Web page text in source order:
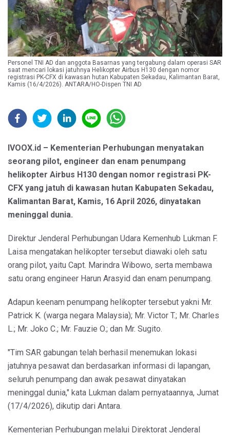
Personel TNI AD dan anggota Basarnas yang tergabung dalam operasi SAR
saat mencari lokasi jatuhnya Helikopter Airbus H130 dengan nomor
registrasi PK-CFX di kawasan hutan Kabupaten Sekadau, Kalimantan Barat,
Kamis (16/4/2026). ANTARA/HO-Dispen TNI AD
IVOOX.id – Kementerian Perhubungan menyatakan
seorang pilot, engineer dan enam penumpang
helikopter Airbus H130 dengan nomor registrasi PK-
CFX yang jatuh di kawasan hutan Kabupaten Sekadau,
Kalimantan Barat, Kamis, 16 April 2026, dinyatakan
meninggal dunia.
Direktur Jenderal Perhubungan Udara Kemenhub Lukman F.
Laisa mengatakan helikopter tersebut diawaki oleh satu
orang pilot, yaitu Capt. Marindra Wibowo, serta membawa
satu orang engineer Harun Arasyid dan enam penumpang.
Adapun keenam penumpang helikopter tersebut yakni Mr.
Patrick K. (warga negara Malaysia); Mr. Victor T.; Mr. Charles
L.; Mr. Joko C.; Mr. Fauzie O.; dan Mr. Sugito.
"Tim SAR gabungan telah berhasil menemukan lokasi
jatuhnya pesawat dan berdasarkan informasi di lapangan,
seluruh penumpang dan awak pesawat dinyatakan
meninggal dunia," kata Lukman dalam pernyataannya, Jumat
(17/4/2026), dikutip dari Antara.
Kementerian Perhubungan melalui Direktorat Jenderal